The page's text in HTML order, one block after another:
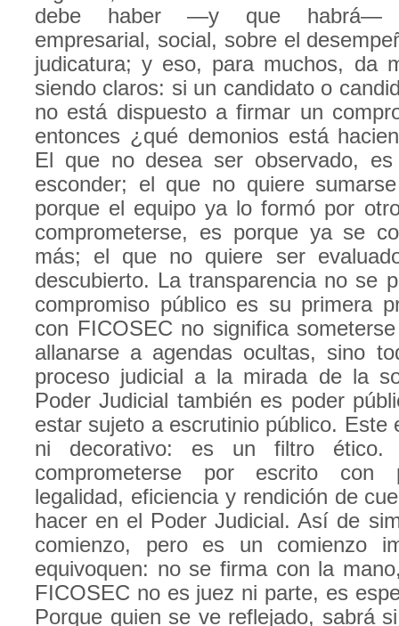
debe haber —y que habrá—
empresarial, social, sobre el
judicatura; y eso, para muchos, da
siendo claros: si un candidato o
no está dispuesto a firmar un
entonces ¿qué demonios está
El que no desea ser observado,
esconder; el que no quiere
porque el equipo ya lo formó por
comprometerse, es porque ya se
más; el que no quiere ser
descubierto. La transparencia no se
compromiso público es su primera
con FICOSEC no significa
allanarse a agendas ocultas, sino
proceso judicial a la mirada de la
Poder Judicial también es poder
estar sujeto a escrutinio público. Este
ni decorativo: es un filtro ético.
comprometerse por escrito con
legalidad, eficiencia y rendición de
hacer en el Poder Judicial. Así de
comienzo, pero es un comienzo
equivoquen: no se firma con la
FICOSEC no es juez ni parte, es
Porque quien se ve reflejado, sabrá